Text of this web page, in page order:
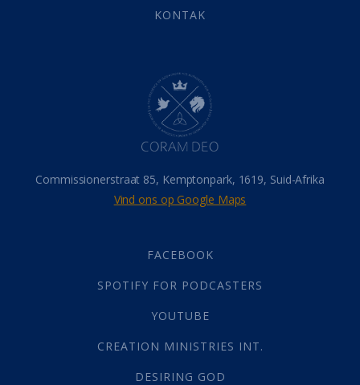
(142)
Hemel (31)
Israel (14)
Millennium(1)
Oordeelsdag(19)
Verheerlikte liggaam
Wederkoms
(27)
Gebed(87)
Die Onse Vader(12)
God(392)
Afgode(23)
Almag(1)
Alomteenwoordig
KONTAK
Commissionerstraat 85, Kemptonpark, 1619, Suid-Afrika
Vind ons op Google Maps
FACEBOOK
SPOTIFY FOR PODCASTERS
YOUTUBE
CREATION MINISTRIES INT.
DESIRING GOD